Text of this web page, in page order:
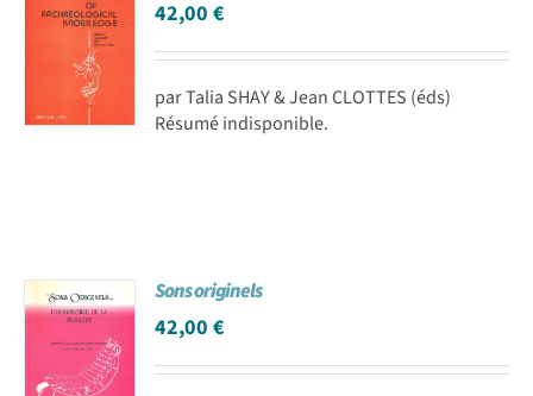
42,00€
par Talia SHAY & Jean CLOTTES (éds)
Résumé indisponible.
Sons originels
42,00€